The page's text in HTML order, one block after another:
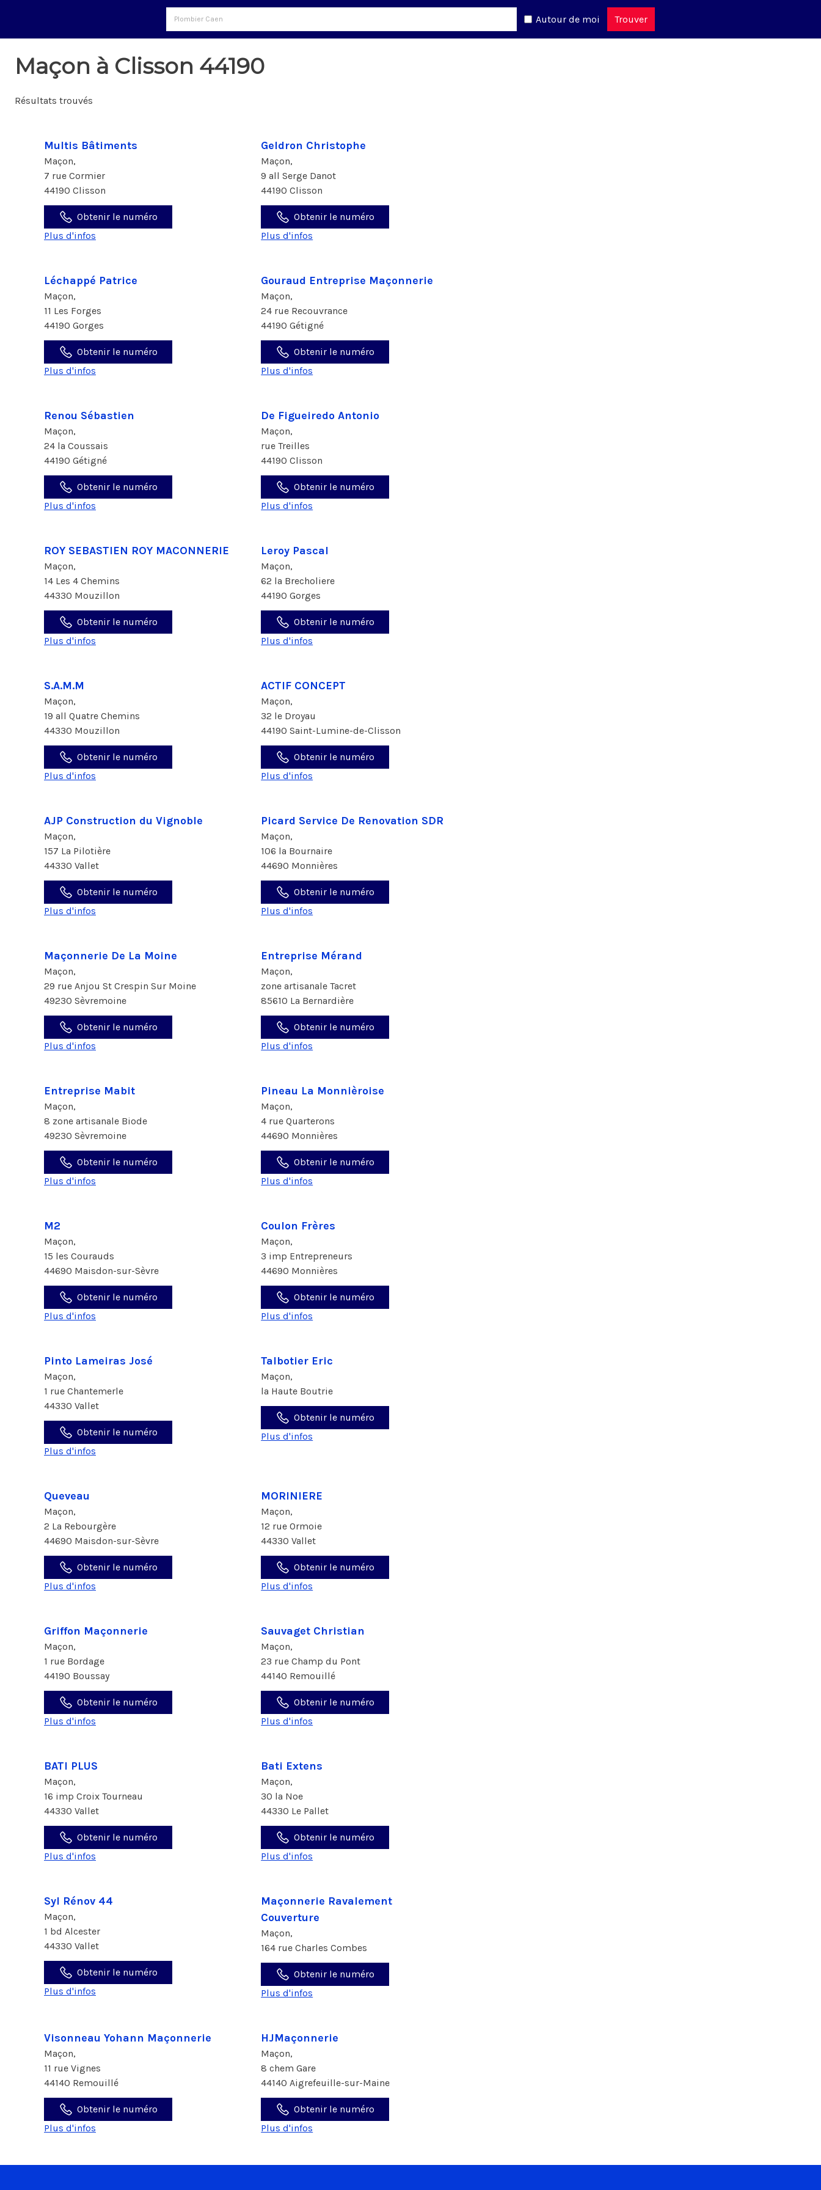
Autour de moi Trouver
Maçon à Clisson 44190
Résultats trouvés
Multis Bâtiments
Maçon,
7 rue Cormier
44190 Clisson
Obtenir le numéro
Plus d'infos
Geldron Christophe
Maçon,
9 all Serge Danot
44190 Clisson
Obtenir le numéro
Plus d'infos
Léchappé Patrice
Maçon,
11 Les Forges
44190 Gorges
Obtenir le numéro
Plus d'infos
Gouraud Entreprise Maçonnerie
Maçon,
24 rue Recouvrance
44190 Gétigné
Obtenir le numéro
Plus d'infos
Renou Sébastien
Maçon,
24 la Coussais
44190 Gétigné
Obtenir le numéro
Plus d'infos
De Figueiredo Antonio
Maçon,
rue Treilles
44190 Clisson
Obtenir le numéro
Plus d'infos
ROY SEBASTIEN ROY MACONNERIE
Maçon,
14 Les 4 Chemins
44330 Mouzillon
Obtenir le numéro
Plus d'infos
Leroy Pascal
Maçon,
62 la Brecholiere
44190 Gorges
Obtenir le numéro
Plus d'infos
S.A.M.M
Maçon,
19 all Quatre Chemins
44330 Mouzillon
Obtenir le numéro
Plus d'infos
ACTIF CONCEPT
Maçon,
32 le Droyau
44190 Saint-Lumine-de-Clisson
Obtenir le numéro
Plus d'infos
AJP Construction du Vignoble
Maçon,
157 La Pilotière
44330 Vallet
Obtenir le numéro
Plus d'infos
Picard Service De Renovation SDR
Maçon,
106 la Bournaire
44690 Monnières
Obtenir le numéro
Plus d'infos
Maçonnerie De La Moine
Maçon,
29 rue Anjou St Crespin Sur Moine
49230 Sèvremoine
Obtenir le numéro
Plus d'infos
Entreprise Mérand
Maçon,
zone artisanale Tacret
85610 La Bernardière
Obtenir le numéro
Plus d'infos
Entreprise Mabit
Maçon,
8 zone artisanale Biode
49230 Sèvremoine
Obtenir le numéro
Plus d'infos
Pineau La Monnièroise
Maçon,
4 rue Quarterons
44690 Monnières
Obtenir le numéro
Plus d'infos
M2
Maçon,
15 les Courauds
44690 Maisdon-sur-Sèvre
Obtenir le numéro
Plus d'infos
Coulon Frères
Maçon,
3 imp Entrepreneurs
44690 Monnières
Obtenir le numéro
Plus d'infos
Pinto Lameiras José
Maçon,
1 rue Chantemerle
44330 Vallet
Obtenir le numéro
Plus d'infos
Talbotier Eric
Maçon,
la Haute Boutrie
Obtenir le numéro
Plus d'infos
Queveau
Maçon,
2 La Rebourgère
44690 Maisdon-sur-Sèvre
Obtenir le numéro
Plus d'infos
MORINIERE
Maçon,
12 rue Ormoie
44330 Vallet
Obtenir le numéro
Plus d'infos
Griffon Maçonnerie
Maçon,
1 rue Bordage
44190 Boussay
Obtenir le numéro
Plus d'infos
Sauvaget Christian
Maçon,
23 rue Champ du Pont
44140 Remouillé
Obtenir le numéro
Plus d'infos
BATI PLUS
Maçon,
16 imp Croix Tourneau
44330 Vallet
Obtenir le numéro
Plus d'infos
Bati Extens
Maçon,
30 la Noe
44330 Le Pallet
Obtenir le numéro
Plus d'infos
Syl Rénov 44
Maçon,
1 bd Alcester
44330 Vallet
Obtenir le numéro
Plus d'infos
Maçonnerie Ravalement
Couverture
Maçon,
164 rue Charles Combes
Obtenir le numéro
Plus d'infos
Visonneau Yohann Maçonnerie
Maçon,
11 rue Vignes
44140 Remouillé
Obtenir le numéro
Plus d'infos
HJMaçonnerie
Maçon,
8 chem Gare
44140 Aigrefeuille-sur-Maine
Obtenir le numéro
Plus d'infos